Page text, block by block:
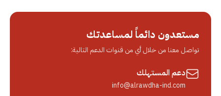
مستعدون دائماً لمساعدتك
تواصل معنا من خلال أي من قنوات الدعم التالية:
دعم المستهلك
info@alrawdha-ind.com